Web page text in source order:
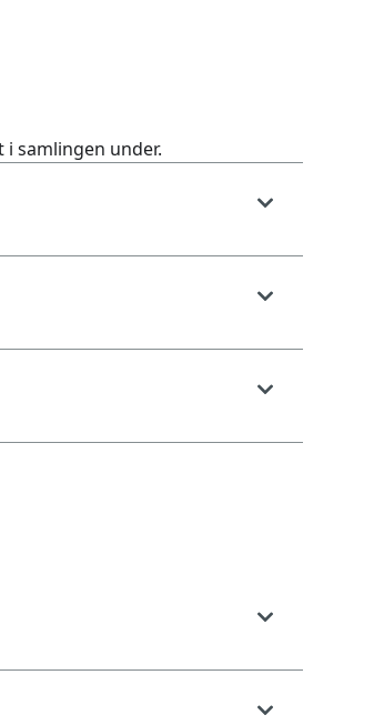
samlingen under.